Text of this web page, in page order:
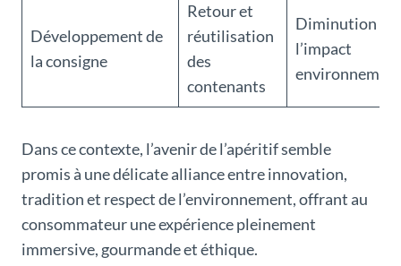
Développement de
la consigne
Retour et
réutilisation
des
contenants
Diminution de
l’impact
Dans ce contexte, l’avenir de l’apéritif semble
promis à une délicate alliance entre innovation,
tradition et respect de l’environnement, offrant au
consommateur une expérience pleinement
immersive, gourmande et éthique.